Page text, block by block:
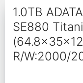
1.0TB
SE880
R/W:2000/